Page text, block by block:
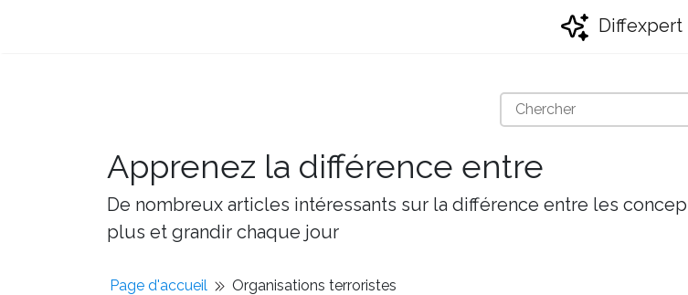
Diffexpert
Apprenez la différence entre
De nombreux articles intéressants sur la différence entre les
plus et grandir chaque jour
Page d'accueil Organisations terroristes